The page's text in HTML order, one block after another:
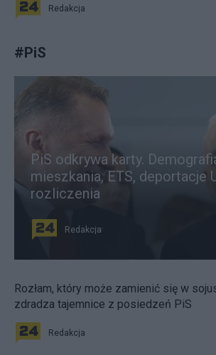
Redakcja
#PiS
PiS odkrywa karty.
mieszkania, ETS, deportacje
rozliczenia
Redakcja
Rozłam, który może zamienić się w
zdradza tajemnice z posiedzeń PiS
Redakcja